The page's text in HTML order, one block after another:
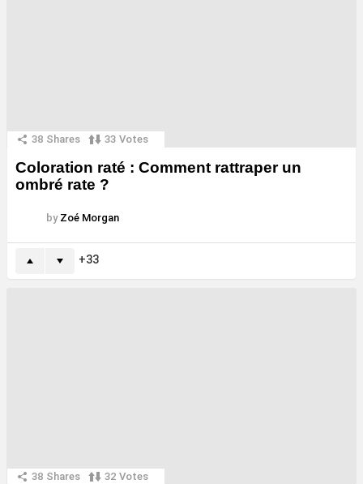
38 Shares 33 Votes
Coloration raté : Comment rattraper un
ombré rate ?
by Zoé Morgan
33
38 Shares 32 Votes